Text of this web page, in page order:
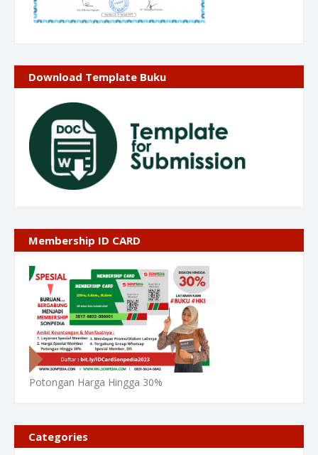
Download Template Buku
Membership ID CARD
Potongan Harga Hingga 30%
Categories